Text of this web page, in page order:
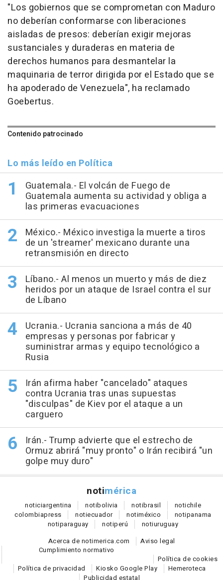
"Los gobiernos que se comprometan con Maduro
no deberían conformarse con liberaciones
aisladas de presos: deberían exigir mejoras
sustanciales y duraderas en materia de
derechos humanos para desmantelar la
maquinaria de terror dirigida por el Estado que se
ha apoderado de Venezuela", ha reclamado
Goebertus.
Contenido patrocinado
Lo más leído en Política
Guatemala.- El volcán de Fuego de
Guatemala aumenta su actividad y obliga a
las primeras evacuaciones
México.- México investiga la muerte a tiros
de un 'streamer' mexicano durante una
retransmisión en directo
Líbano.- Al menos un muerto y más de diez
heridos por un ataque de Israel contra el sur
de Líbano
Ucrania.- Ucrania sanciona a más de 40
empresas y personas por fabricar y
suministrar armas y equipo tecnológico a
Rusia
Irán afirma haber "cancelado" ataques
contra Ucrania tras unas supuestas
"disculpas" de Kiev por el ataque a un
carguero
Irán.- Trump advierte que el estrecho de
Ormuz abrirá "muy pronto" o Irán recibirá "un
golpe muy duro"
notimérica
noticiargentina notibolivia notibrasil notichile
colombiapress notiecuador notiméxico notipanama
notiparaguay notiperú notiuruguay
Acerca de notimerica.com
Aviso legal
Cumplimiento normativo
Política de cookies
Política de privacidad
Kiosko Google Play
Hemeroteca
Publicidad estatal